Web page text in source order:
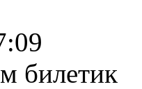
билетик